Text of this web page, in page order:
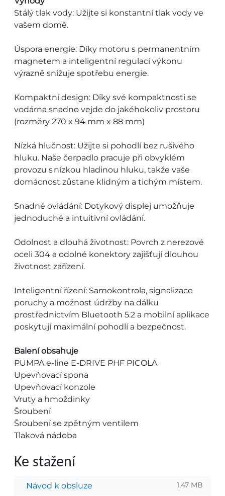
Stálý tlak vody: Užijte si konstantní tlak vody ve
vašem domě.
Úspora energie: Díky motoru s permanentním
magnetem a inteligentní regulací výkonu
výrazně snižuje spotřebu energie.
Kompaktní design: Díky své kompaktnosti se
vodárna snadno vejde do jakéhokoliv prostoru
(rozměry 270 x 94 mm x 88 mm)
Nízká hlučnost: Užijte si pohodlí bez rušivého
hluku. Naše čerpadlo pracuje při obvyklém
provozu s nízkou hladinou hluku, takže vaše
domácnost zůstane klidným a tichým místem.
Snadné ovládání: Dotykový displej umožňuje
jednoduché a intuitivní ovládání.
Odolnost a dlouhá životnost: Povrch z nerezové
oceli 304 a odolné konektory zajišťují dlouhou
životnost zařízení.
Inteligentní řízení: Samokontrola, signalizace
poruchy a možnost údržby na dálku
prostřednictvím Bluetooth 5.2 a mobilní aplikace
poskytují maximální pohodlí a bezpečnost.
Balení obsahuje
PUMPA e-line E-DRIVE PHF PICOLA
Upevňovací spona
Upevňovací konzole
Vruty a hmoždinky
Šroubení
Šroubení se zpětným ventilem
Tlaková nádoba
Ke stažení
Návod k obsluze 1,47 MB